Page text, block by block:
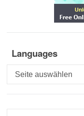
Languages
Languages